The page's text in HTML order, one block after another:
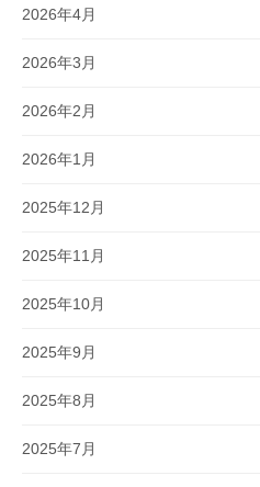
2026年4月
2026年3月
2026年2月
2026年1月
2025年12月
2025年11月
2025年10月
2025年9月
2025年8月
2025年7月